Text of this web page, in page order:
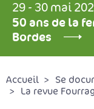
29 - 30 mai
50 ans de la
Bordes
Accueil
Se
La revue